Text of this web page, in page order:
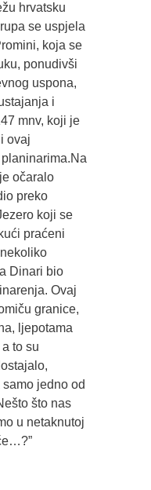
hrvatsku
se uspjela
koja se
ponudivši
uspona,
i
mnv, koji je
ovaj
očaralo
preko
koji se
praćeni
Dinari bio
Ovaj
granice,
ljepotama
to su
jedno od
što nas
u netaknutoj